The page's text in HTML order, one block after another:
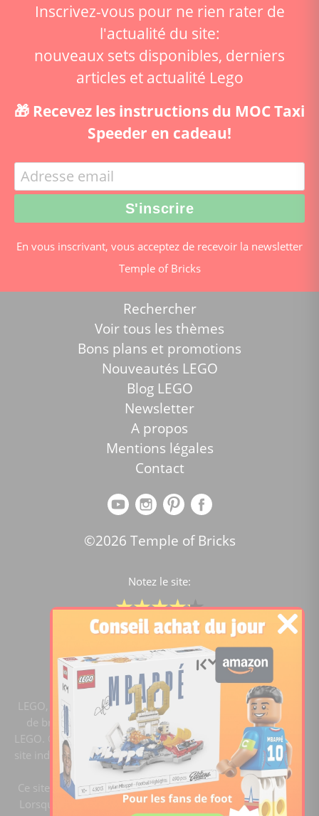
Inscrivez-vous pour ne rien rater de
l'actualité du site:
nouveaux sets disponibles, derniers
articles et actualité Lego
🎁 Recevez les instructions du MOC Taxi
Speeder en cadeau!
En vous inscrivant, vous acceptez de recevoir la newsletter
Temple of Bricks
Rechercher
Voir tous les thèmes
Bons plans et promotions
Nouveautés LEGO
Blog LEGO
Newsletter
A propos
Mentions légales
Contact
©2026 Temple of Bricks
Notez le site:
Comparateur de prix Lego
4.2/5 -15449notes
LEGO, le logo LEGO, la figurine LEGO et les configurations
de briques sont des marques commerciales du groupe
LEGO. ©2020 The LEGO Group. Templeofbricks.com est un
site indépendant du groupe LEGO, il n'est pas sponsorisé ni
validé par LEGO.
Ce site est membre du programme Ebay Partner Network.
Lorsque vous cliquez sur un lien et faites un achat, ce site